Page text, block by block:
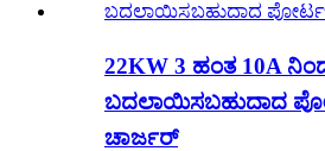
22KW 3 ಹಂತ 10A
ಬದಲಾಯಿಸಬಹುದಾದ
ಚಾರ್ಜರ್